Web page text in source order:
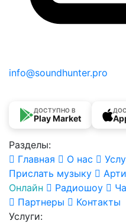
info@soundhunter.pro
ДОСТУПНО В
Play Market
Разделы:
Главная
О нас
Прислать музыку
Онлайн
Радиошоу
Партнеры
Контакты
Услуги: